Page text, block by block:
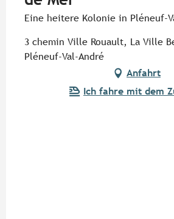
Eine heitere Kolonie in Pléneuf-
3 chemin Ville Rouault, La Ville
Pléneuf-Val-André
Anfahrt
Ich fahre mit dem